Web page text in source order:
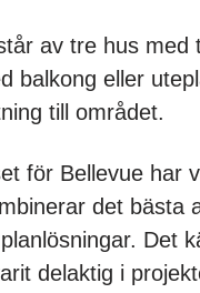
av tre hus
balkong eller
till området.
för Bellevue har
det bästa
Det
delaktig i